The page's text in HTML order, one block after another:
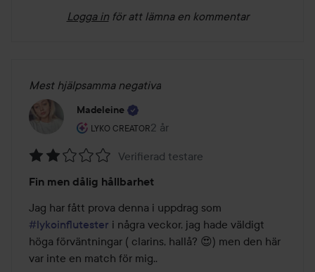
Logga in för att lämna en kommentar
Mest hjälpsamma negativa
Madeleine
LYKO CREATOR
Användarens roll: Lyko Creator.
2 år
Inlägget skapades 2 år
2
av
5
Verifierad testare
Fin men dålig hållbarhet
#lykoinflutester i några veckor, jag hade väldigt
höga förväntningar ( clarins, hallå? 😍) men den här
var inte en match för mig..